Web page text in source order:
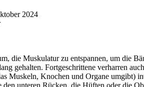
2024
die Muskulatur zu entspannen, um die
gehalten. Fortgeschrittene verharren
Muskeln, Knochen und Organe umgibt)
unteren Rücken, die Hüften oder die